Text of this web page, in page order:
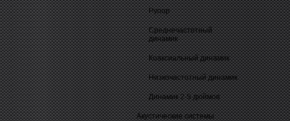
Рупор
Среднечастотный
динамик
Коаксиальный динамик
Низкочастотный динамик
Динамик 2-5 дюймов
Акустические системы